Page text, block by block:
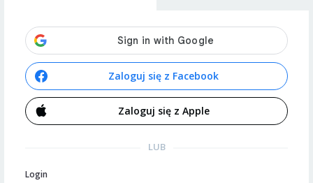
Zaloguj się z Facebook
Zaloguj się z Apple
LUB
Login